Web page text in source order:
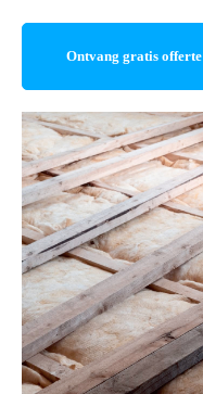
Ontvang gratis offerte